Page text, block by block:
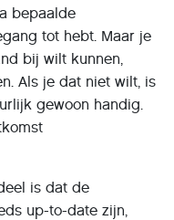
bepaalde
tot hebt. Maar je
bij wilt kunnen,
Als je dat niet wilt, is
gewoon handig.
is dat de
up-to-date zijn,